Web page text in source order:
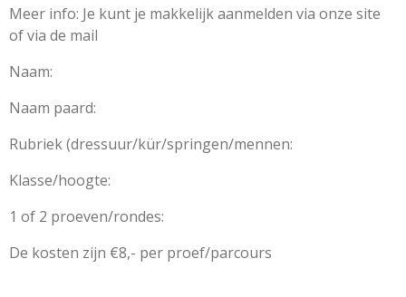
Meer info: Je kunt je makkelijk aanmelden via onze site
of via de mail
Naam:
Naam paard:
Rubriek (dressuur/kür/springen/mennen:
Klasse/hoogte:
1 of 2 proeven/rondes:
De kosten zijn €8,- per proef/parcours